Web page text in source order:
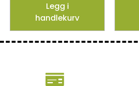
Legg i
handlekurv